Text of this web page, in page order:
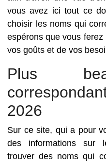
vous avez ici tout ce
choisir les noms qui
espérons que vous
vos goûts et de vos
Plus
2026
Sur ce site, qui a pour
des informations sur
trouver des noms qui